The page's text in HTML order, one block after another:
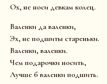
Ох, не носи девкам колец.
Валенки да валенки,
Эх, не подшиты стареньки.
Валенки, валенки.
Чем подарочки носить,
Лучше б валенки подшить.